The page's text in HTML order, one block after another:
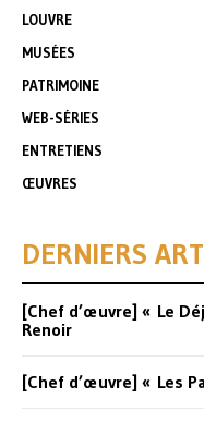
LOUVRE
MUSÉES
PATRIMOINE
WEB-SÉRIES
ENTRETIENS
ŒUVRES
DERNIERS
[Chef d’œuvre] « Le
Renoir
[Chef d’œuvre] « Les